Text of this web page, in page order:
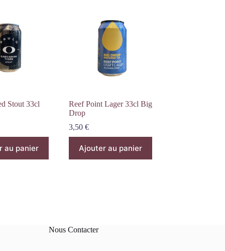
Stout 33cl
au panier
Reef Point Lager 33cl Big
Drop
3,50€
Ajouter au panier
Nous Contacter